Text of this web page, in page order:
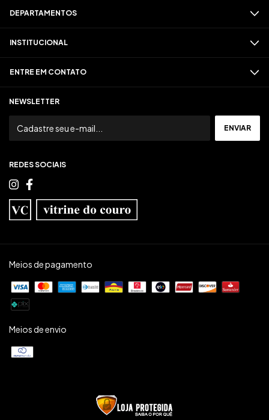
DEPARTAMENTOS
INSTITUCIONAL
ENTRE EM CONTATO
NEWSLETTER
REDES SOCIAIS
Meios de pagamento
Meios de envio